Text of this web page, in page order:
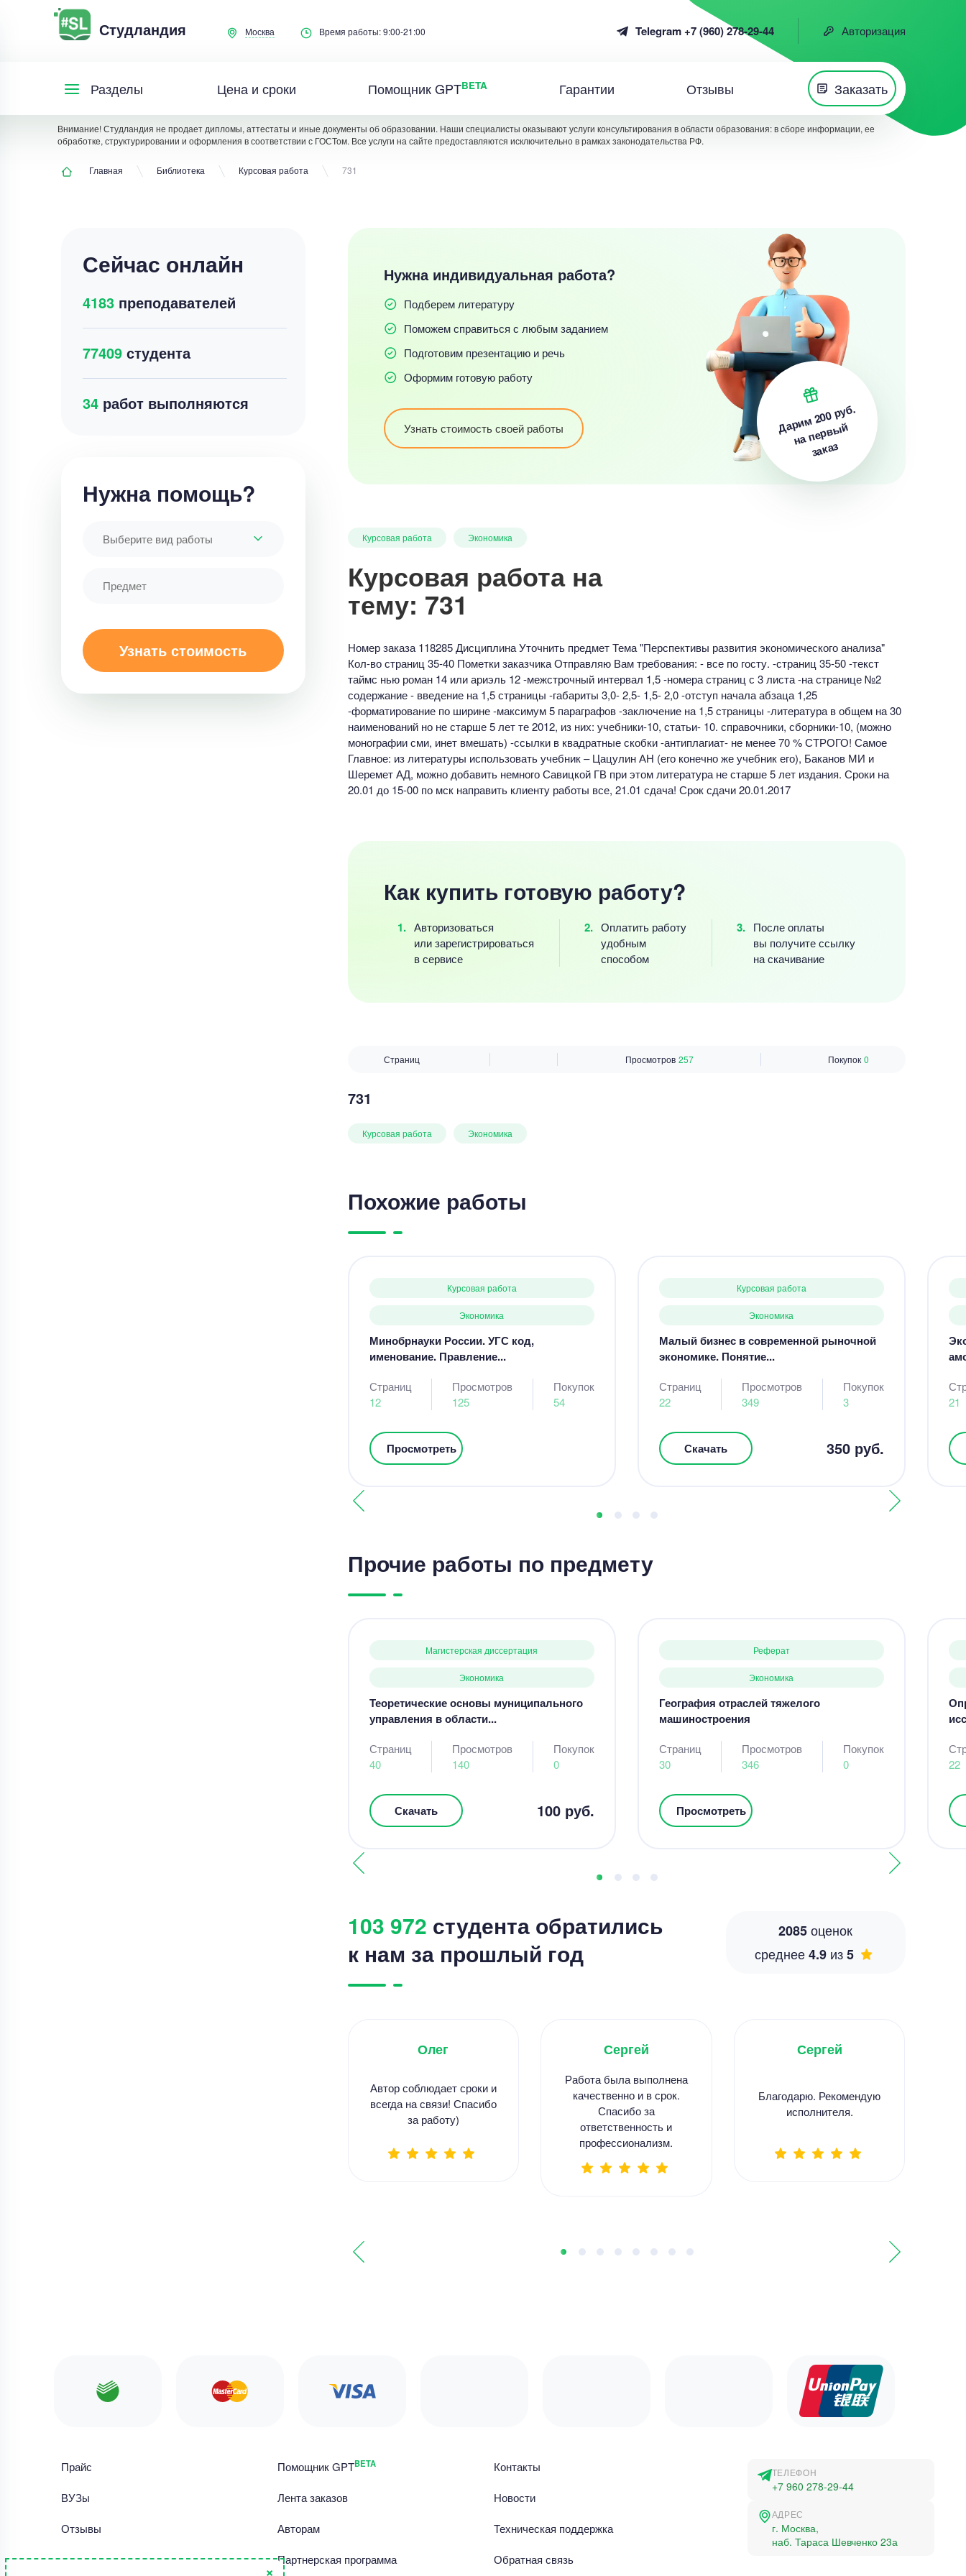
Студландия Москва Время работы: 9:00-21:00 Telegram +7 (960) 278-29-44 Авторизация
Разделы Цена и сроки Помощник GPTBETA Гарантии Отзывы Заказать
Внимание! Студландия не продает дипломы, аттестаты и иные документы об образовании. Наши специалисты оказывают услуги консультирования в области образования: в сборе информации, ее
обработке, структурировании и оформления в соответствии с ГОСТом. Все услуги на сайте предоставляются исключительно в рамках законодательства РФ.
Главная Библиотека Курсовая работа 731
Сейчас онлайн
4183преподавателей
77409студента
31работ выполняются
Нужна помощь?
Выберите вид работы
Узнать стоимость
Нужна индивидуальная работа?
Подберем литературу
Поможем справиться с любым заданием
Подготовим презентацию и речь
Оформим готовую работу
Узнать стоимость своей работы Дарим200 руб.
на первый
заказ
Курсовая работа Экономика
Курсовая работа на
тему: 731
Номер заказа 118285 Дисциплина Уточнить предмет Тема "Перспективы развития экономического анализа"
Кол-во страниц 35-40 Пометки заказчика Отправляю Вам требования: - все по госту. -страниц 35-50 -текст
таймс нью роман 14 или ариэль 12 -межстрочный интервал 1,5 -номера страниц с 3 листа -на странице №2
содержание - введение на 1,5 страницы -габариты 3,0- 2,5- 1,5- 2,0 -отступ начала абзаца 1,25
-форматирование по ширине -максимум 5 параграфов -заключение на 1,5 страницы -литература в общем на 30
наименований но не старше 5 лет те 2012, из них: учебники-10, статьи- 10. справочники, сборники-10, (можно
монографии сми, инет вмешать) -ссылки в квадратные скобки -антиплагиат- не менее 70 % СТРОГО! Самое
Главное: из литературы использовать учебник – Цацулин АН (его конечно же учебник его), Баканов МИ и
Шеремет АД, можно добавить немного Савицкой ГВ при этом литература не старше 5 лет издания. Сроки на
20.01 до 15-00 по мск направить клиенту работы все, 21.01 сдача! Срок сдачи 20.01.2017
Как купить готовую работу?
Авторизоваться
или зарегистрироваться
в сервисе
Оплатить работу
удобным
способом
После оплаты
вы получите ссылку
на скачивание
Страниц Просмотров 257 Покупок 0
731
Курсовая работа Экономика
Похожие работы
Курсовая работа
Экономика
Минобрнауки России. УГС код,
именование. Правление...
Страниц
12
Просмотров
125
Покупок
54
Просмотреть
Курсовая работа
Экономика
Малый бизнес в современной рыночной
экономике. Понятие...
Страниц
22
Просмотров
349
Покупок
3
Скачать 350 руб.
21
Прочие работы по предмету
Магистерская диссертация
Экономика
Теоретические основы муниципального
управления в области...
Страниц
40
Просмотров
140
Покупок
0
Скачать 100 руб.
Реферат
Экономика
География отраслей тяжелого
машиностроения
Страниц
30
Просмотров
346
Покупок
0
Просмотреть
22
103 972 студента обратились
к нам за прошлый год
2085оценок
среднее4.9из5
Олег
Автор соблюдает сроки и
всегда на связи! Спасибо
за работу)
Сергей
Работа была выполнена
качественно и в срок.
Спасибо за
ответственность и
профессионализм.
Сергей
Благодарю. Рекомендую
исполнителя.
Прайс
ВУЗы
Отзывы
Библиотека работ
Помощник GPTBETA
Лента заказов
Авторам
Партнерская программа
Контакты
Новости
Техническая поддержка
Обратная связь
ТЕЛЕФОН
+7 960 278-29-44
АДРЕС
г. Москва,
наб. Тараса Шевченко 23а
×